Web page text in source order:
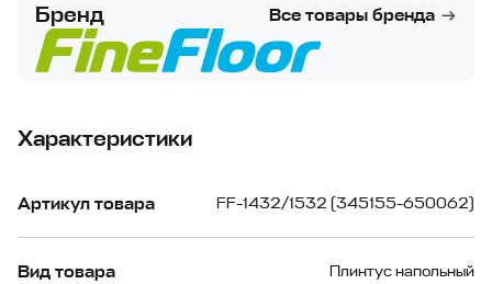
Бренд Все товары бренда
Характеристики
Артикул товара FF-1432/1532 (345155-650062)
Вид товара Плинтус напольный